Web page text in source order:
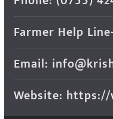
Farmer Help
Email:
Website: